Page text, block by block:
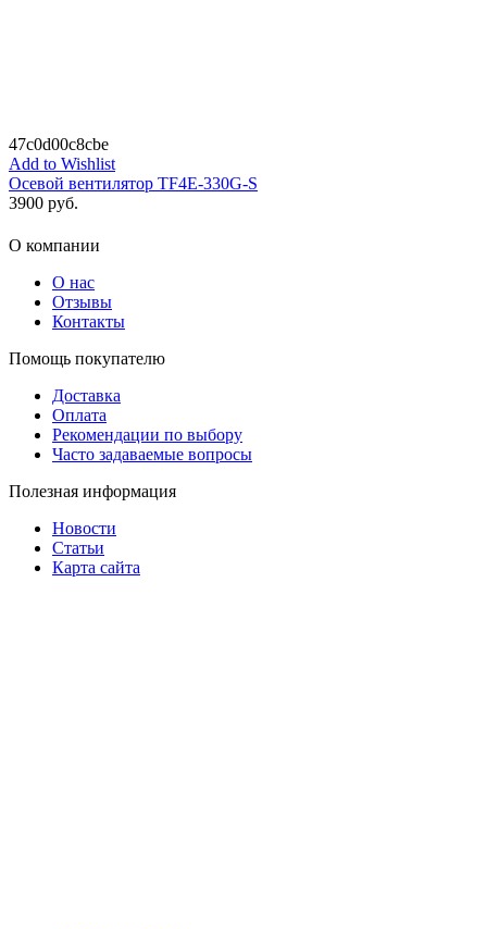
47c0d00c8cbe
Add to Wishlist
Осевой вентилятор TF4E-330G-S
3900 руб.
О компании
О нас
Отзывы
Контакты
Помощь покупателю
Доставка
Оплата
Рекомендации по выбору
Часто задаваемые вопросы
Полезная информация
Новости
Статьи
Карта сайта